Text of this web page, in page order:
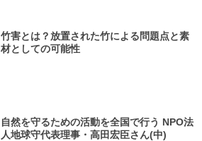
竹害とは？放置された竹による問題点と素
材としての可能性
自然を守るための活動を全国で行う NPO法
人地球守代表理事・高田宏臣さん(中)